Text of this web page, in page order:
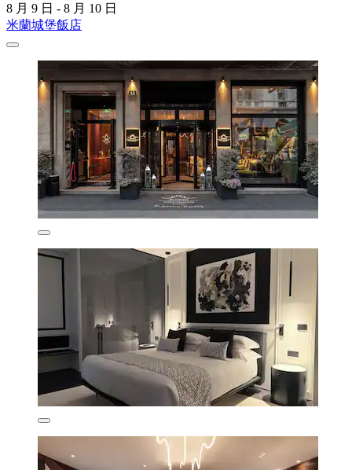
8 月 9 日 - 8 月 10 日
米蘭城堡飯店